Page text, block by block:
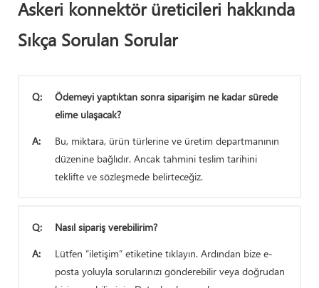
Askeri konnektör üreticileri hakkında
Sıkça Sorulan Sorular
Q:
Ödemeyi yaptıktan sonra siparişim ne kadar sürede
elime ulaşacak?
A:
Bu, miktara, ürün türlerine ve üretim departmanının
düzenine bağlıdır. Ancak tahmini teslim tarihini
teklifte ve sözleşmede belirteceğiz.
Q:
Nasıl sipariş verebilirim?
A:
Lütfen “iletişim” etiketine tıklayın. Ardından bize e-
posta yoluyla sorularınızı gönderebilir veya doğrudan